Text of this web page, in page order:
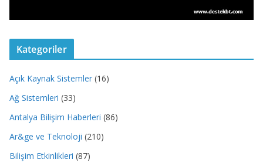
Kategoriler
Açık Kaynak Sistemler (16)
Ağ Sistemleri (33)
Antalya Bilişim Haberleri (86)
Ar&ge ve Teknoloji (210)
Bilişim Etkinlikleri (87)